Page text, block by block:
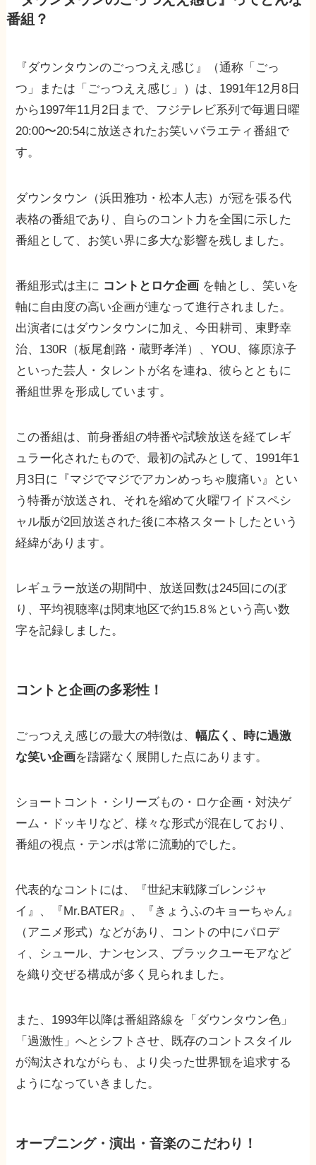
番組？
『ダウンタウンのごっつええ感じ』（通称「ごっ
つ」または「ごっつええ感じ」）は、1991年12月8日
から1997年11月2日まで、フジテレビ系列で毎週日曜
20:00〜20:54に放送されたお笑いバラエティ番組で
す。
ダウンタウン（浜田雅功・松本人志）が冠を張る代
表格の番組であり、自らのコント力を全国に示した
番組として、お笑い界に多大な影響を残しました。
番組形式は主に コントとロケ企画 を軸とし、笑いを
軸に自由度の高い企画が連なって進行されました。
出演者にはダウンタウンに加え、今田耕司、東野幸
治、130R（板尾創路・蔵野孝洋）、YOU、篠原涼子
といった芸人・タレントが名を連ね、彼らとともに
番組世界を形成しています。
この番組は、前身番組の特番や試験放送を経てレギ
ュラー化されたもので、最初の試みとして、1991年1
月3日に『マジでマジでアカンめっちゃ腹痛い』とい
う特番が放送され、それを縮めて火曜ワイドスペシ
ャル版が2回放送された後に本格スタートしたという
経緯があります。
レギュラー放送の期間中、放送回数は245回にのぼ
り、平均視聴率は関東地区で約15.8％という高い数
字を記録しました。
コントと企画の多彩性！
ごっつええ感じの最大の特徴は、幅広く、時に過激
な笑い企画を躊躇なく展開した点にあります。
ショートコント・シリーズもの・ロケ企画・対決ゲ
ーム・ドッキリなど、様々な形式が混在しており、
番組の視点・テンポは常に流動的でした。
代表的なコントには、『世紀末戦隊ゴレンジャ
イ』、『Mr.BATER』、『きょうふのキョーちゃん』
（アニメ形式）などがあり、コントの中にパロデ
ィ、シュール、ナンセンス、ブラックユーモアなど
を織り交ぜる構成が多く見られました。
また、1993年以降は番組路線を「ダウンタウン色」
「過激性」へとシフトさせ、既存のコントスタイル
が淘汰されながらも、より尖った世界観を追求する
ようになっていきました。
オープニング・演出・音楽のこだわり！